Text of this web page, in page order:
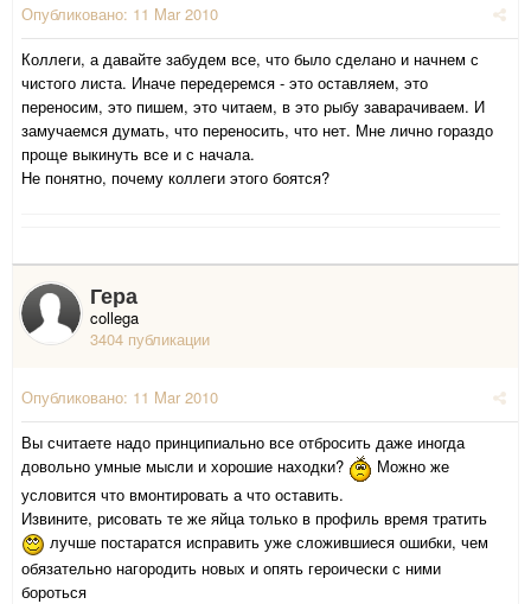
Опубликовано: 11 Mar 2010
Коллеги, а давайте забудем все, что было сделано и начнем с
чистого листа. Иначе передеремся - это оставляем, это
переносим, это пишем, это читаем, в это рыбу заварачиваем. И
замучаемся думать, что переносить, что нет. Мне лично гораздо
проще выкинуть все и с начала.
Не понятно, почему коллеги этого боятся?
Гера
collega
3404 публикации
Опубликовано: 11 Mar 2010
Вы считаете надо принципиально все отбросить даже иногда
довольно умные мысли и хорошие находки?
Можно же
условится что вмонтировать а что оставить.
Извините, рисовать те же яйца только в профиль время тратить
лучше постаратся исправить уже сложившиеся ошибки, чем
обязательно нагородить новых и опять героически с ними
бороться